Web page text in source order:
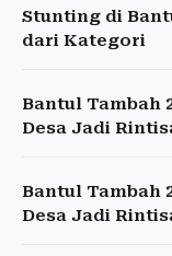
Stunting di
dari Kategori
Bantul Tambah
Desa Jadi
Bantul Tambah
Desa Jadi